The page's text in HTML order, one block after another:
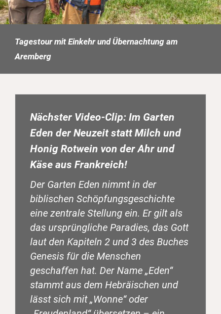
Tagestour mit Einkehr und Übernachtung am
Aremberg
Nächster Video-Clip: Im Garten
Eden der Neuzeit statt Milch und
Honig Rotwein von der Ahr und
Käse aus Frankreich!
Der Garten Eden nimmt in der
biblischen Schöpfungsgeschichte
eine zentrale Stellung ein. Er gilt als
das ursprüngliche Paradies, das Gott
laut den Kapiteln 2 und 3 des Buches
Genesis für die Menschen
geschaffen hat. Der Name „Eden“
stammt aus dem Hebräischen und
lässt sich mit „Wonne“ oder